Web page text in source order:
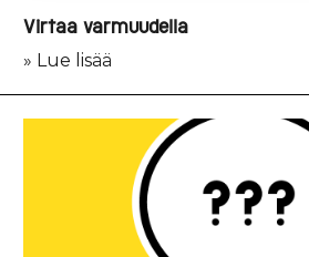
Virtaa varmuudella
» Lue lisää